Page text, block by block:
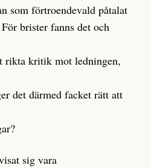
som förtroendevald påtalat
brister fanns det och
rikta kritik mot ledningen,
det därmed facket rätt att
sig vara